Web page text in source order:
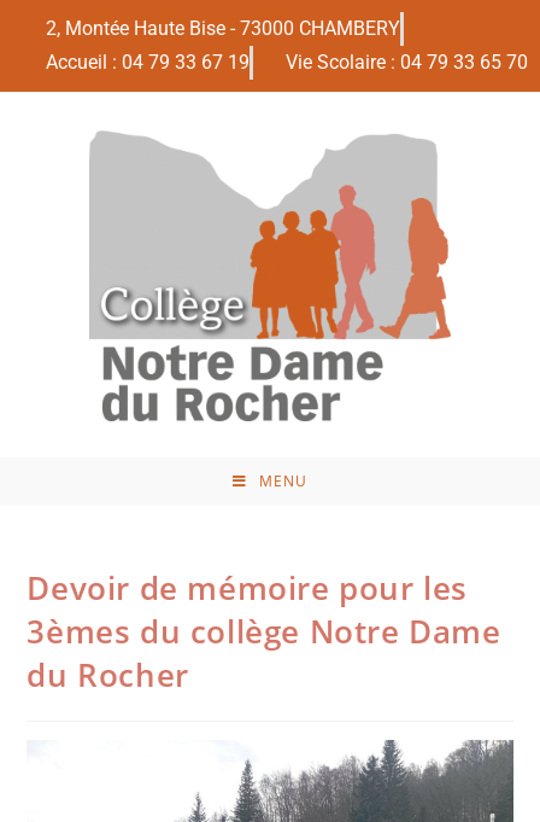
2, Montée Haute Bise - 73000 CHAMBERY
Accueil : 04 79 33 67 19
Vie Scolaire : 04 79 33 65 70
MENU
Devoir de mémoire pour les
3èmes du collège Notre Dame
du Rocher